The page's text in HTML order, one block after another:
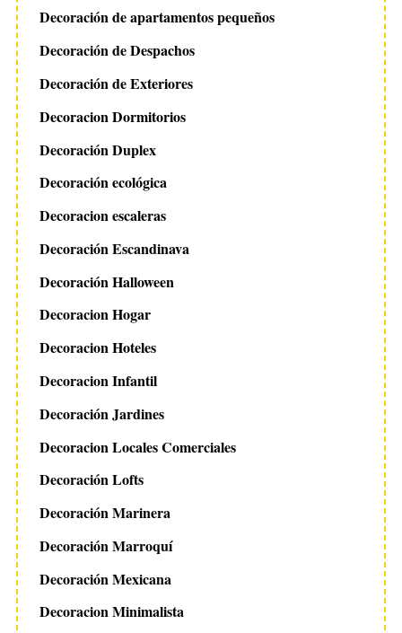
Decoración de apartamentos pequeños
Decoración de Despachos
Decoración de Exteriores
Decoracion Dormitorios
Decoración Duplex
Decoración ecológica
Decoracion escaleras
Decoración Escandinava
Decoración Halloween
Decoracion Hogar
Decoracion Hoteles
Decoracion Infantil
Decoración Jardines
Decoracion Locales Comerciales
Decoración Lofts
Decoración Marinera
Decoración Marroquí
Decoración Mexicana
Decoracion Minimalista